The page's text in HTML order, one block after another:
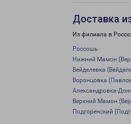
Доставка
Из филиала в
Россошь
Нижний Мамон
Вейделевка
Воронцовка
Александровка-
Верхний Мамон
Подгоренский